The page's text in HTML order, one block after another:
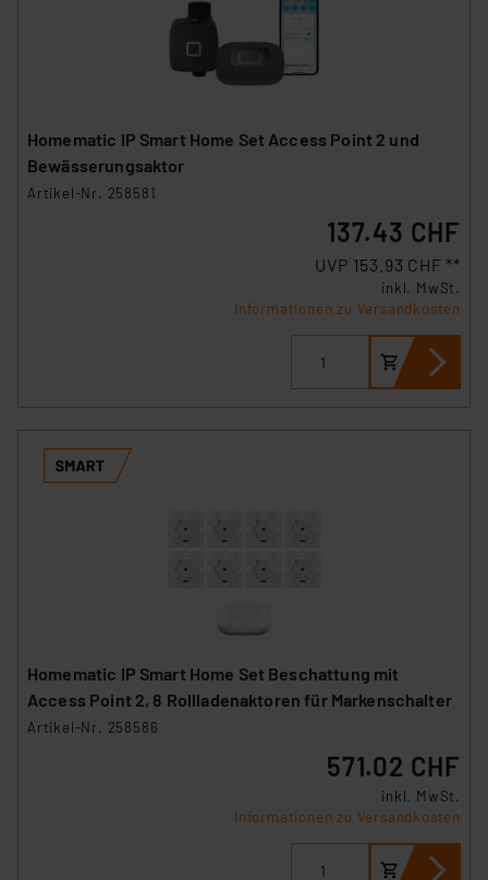
Homematic IP Smart Home Set Access Point 2 und
Bewässerungsaktor
Artikel-Nr. 258581
137.43 CHF
UVP 153.93 CHF **
inkl. MwSt.
Informationen zu Versandkosten
Homematic IP Smart Home Set Beschattung mit
Access Point 2, 8 Rollladenaktoren für Markenschalter
Artikel-Nr. 258586
571.02 CHF
inkl. MwSt.
Informationen zu Versandkosten